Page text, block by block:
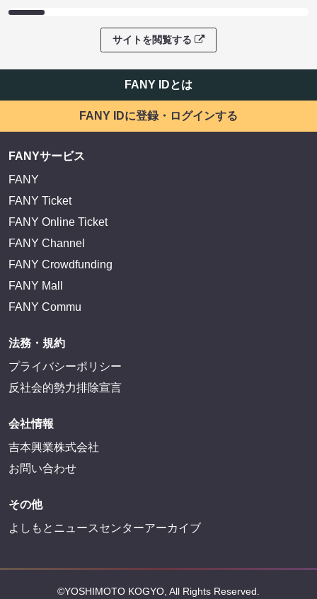
サイトを閲覧する
FANY IDとは
FANY IDに登録・ログインする
FANYサービス
FANY
FANY Ticket
FANY Online Ticket
FANY Channel
FANY Crowdfunding
FANY Mall
FANY Commu
法務・規約
プライバシーポリシー
反社会的勢力排除宣言
会社情報
吉本興業株式会社
お問い合わせ
その他
よしもとニュースセンターアーカイブ
©YOSHIMOTO KOGYO, All Rights Reserved.